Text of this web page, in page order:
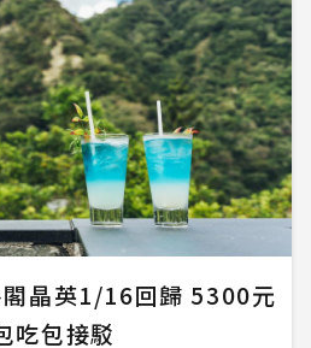
閣晶英1/16回歸 5300元
吃包接駁